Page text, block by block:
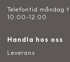
Telefontid måndag
10:00-12:00
Handla hos oss
Leverans